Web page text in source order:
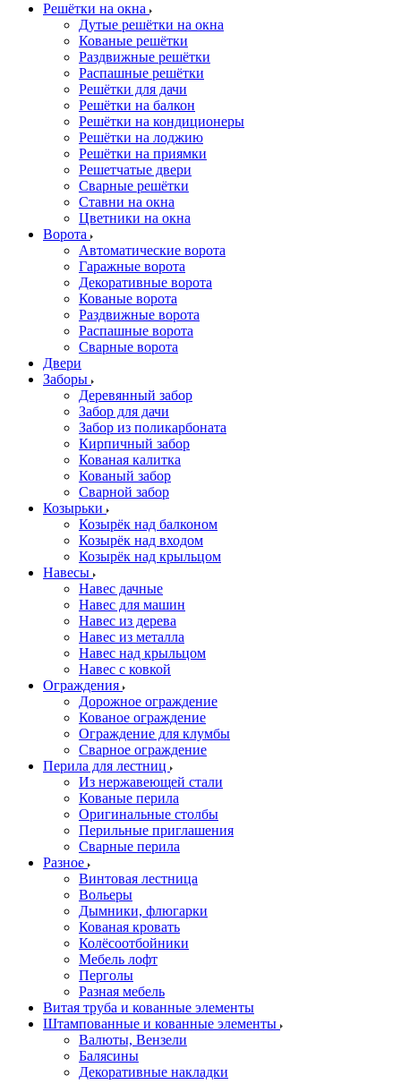
Решётки на окна
Дутые решётки на окна
Кованые решётки
Раздвижные решётки
Распашные решётки
Решётки для дачи
Решётки на балкон
Решётки на кондиционеры
Решётки на лоджию
Решётки на приямки
Решетчатые двери
Сварные решётки
Ставни на окна
Цветники на окна
Ворота
Автоматические ворота
Гаражные ворота
Декоративные ворота
Кованые ворота
Раздвижные ворота
Распашные ворота
Сварные ворота
Двери
Заборы
Деревянный забор
Забор для дачи
Забор из поликарбоната
Кирпичный забор
Кованая калитка
Кованый забор
Сварной забор
Козырьки
Козырёк над балконом
Козырёк над входом
Козырёк над крыльцом
Навесы
Навес дачные
Навес для машин
Навес из дерева
Навес из металла
Навес над крыльцом
Навес с ковкой
Ограждения
Дорожное ограждение
Кованое ограждение
Ограждение для клумбы
Сварное ограждение
Перила для лестниц
Из нержавеющей стали
Кованые перила
Оригинальные столбы
Перильные приглашения
Сварные перила
Разное
Винтовая лестница
Вольеры
Дымники, флюгарки
Кованая кровать
Колёсоотбойники
Мебель лофт
Перголы
Разная мебель
Витая труба и кованные элементы
Штампованные и кованные элементы
Валюты, Вензели
Балясины
Декоративные накладки